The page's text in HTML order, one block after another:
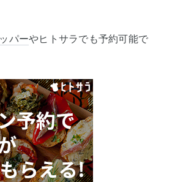
パーやヒトサラでも予約可能で